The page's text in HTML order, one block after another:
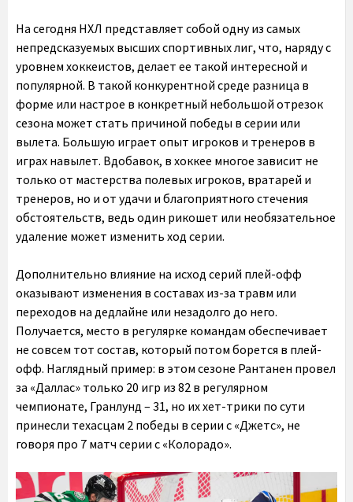
На сегодня НХЛ представляет собой одну из самых
непредсказуемых высших спортивных лиг, что, наряду с
уровнем хоккеистов, делает ее такой интересной и
популярной. В такой конкурентной среде разница в
форме или настрое в конкретный небольшой отрезок
сезона может стать причиной победы в серии или
вылета. Большую играет опыт игроков и тренеров в
играх навылет. Вдобавок, в хоккее многое зависит не
только от мастерства полевых игроков, вратарей и
тренеров, но и от удачи и благоприятного стечения
обстоятельств, ведь один рикошет или необязательное
удаление может изменить ход серии.
Дополнительно влияние на исход серий плей-офф
оказывают изменения в составах из-за травм или
переходов на дедлайне или незадолго до него.
Получается, место в регулярке командам обеспечивает
не совсем тот состав, который потом борется в плей-
офф. Наглядный пример: в этом сезоне Рантанен провел
за «Даллас» только 20 игр из 82 в регулярном
чемпионате, Гранлунд – 31, но их хет-трики по сути
принесли техасцам 2 победы в серии с «Джетс», не
говоря про 7 матч серии с «Колорадо».